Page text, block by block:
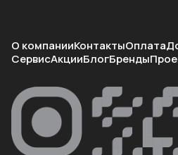
О компанииКонтактыОплата
СервисАкцииБлогБренды